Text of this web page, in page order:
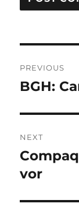
PREVIOUS
Previous
BGH:
NEXT
Next
post:
vor